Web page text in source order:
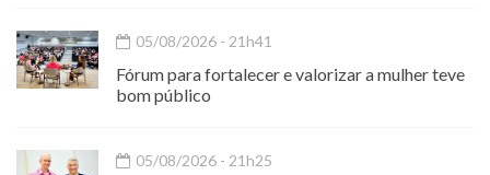
05/08/2026 - 21h41
Fórum para fortalecer e valorizar a mulher teve
bom público
05/08/2026 - 21h25